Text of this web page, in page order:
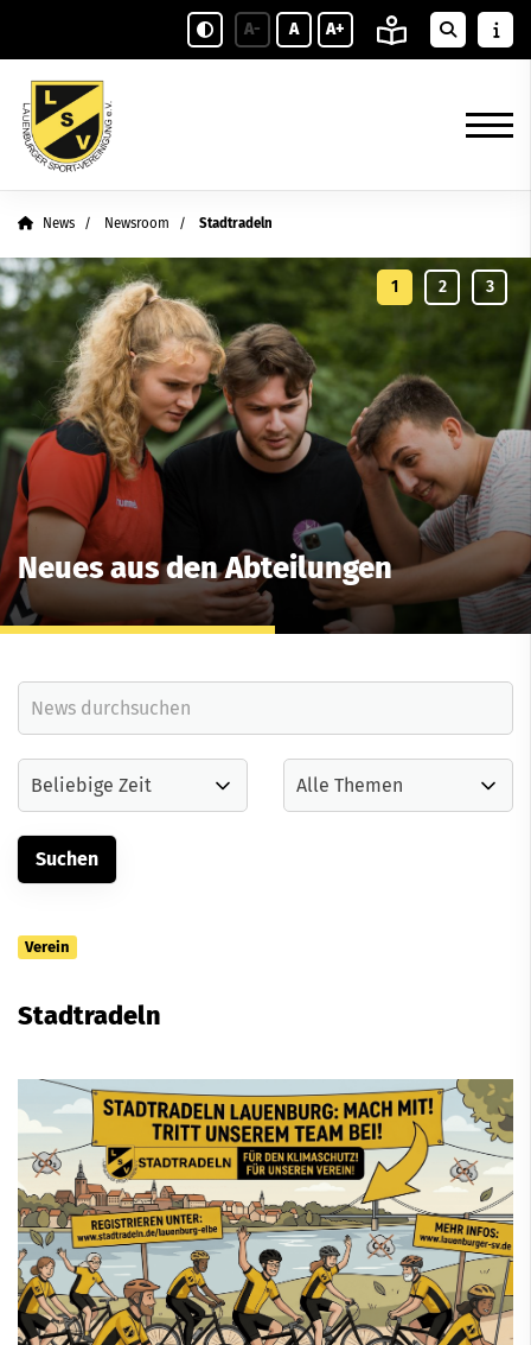
A- A A+
News Newsroom Stadtradeln
Neues aus den Abteilungen
Verein
Stadtradeln